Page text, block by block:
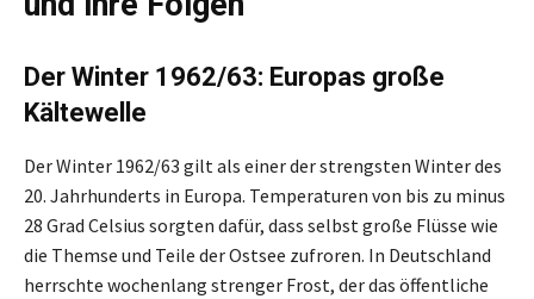
Der Winter 1962/63: Europas große
Kältewelle
Der Winter 1962/63 gilt als einer der strengsten Winter des
20. Jahrhunderts in Europa. Temperaturen von bis zu minus
28 Grad Celsius sorgten dafür, dass selbst große Flüsse wie
die Themse und Teile der Ostsee zufroren. In Deutschland
herrschte wochenlang strenger Frost, der das öffentliche